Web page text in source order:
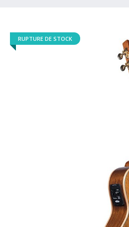
RUPTURE DE STOCK